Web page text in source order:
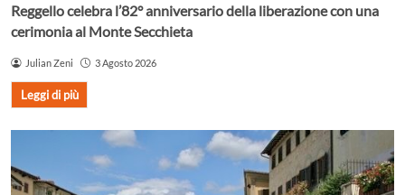
Reggello celebra l’82° anniversario della liberazione con una
cerimonia al Monte Secchieta
Julian Zeni 3 Agosto 2026
Leggi di più